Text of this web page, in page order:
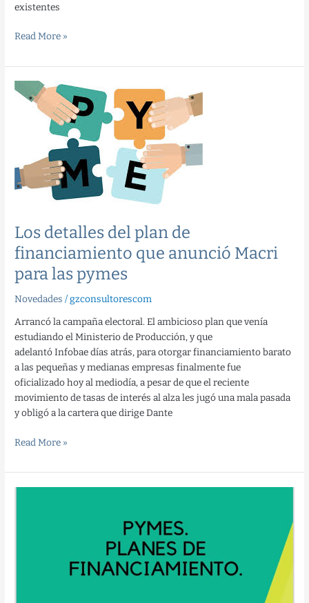
existentes
Read More »
Los detalles del plan de
financiamiento que anunció Macri
para las pymes
Novedades /gzconsultorescom
Arrancó la campaña electoral. El ambicioso plan que venía
estudiando el Ministerio de Producción, y que
adelantó Infobae días atrás, para otorgar financiamiento barato
a las pequeñas y medianas empresas finalmente fue
oficializado hoy al mediodía, a pesar de que el reciente
movimiento de tasas de interés al alza les jugó una mala pasada
y obligó a la cartera que dirige Dante
Los
detalles
financiamiento
que
anunció
para
las
pymes
Read More »